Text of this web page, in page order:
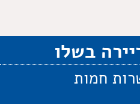
בשלו
חמות